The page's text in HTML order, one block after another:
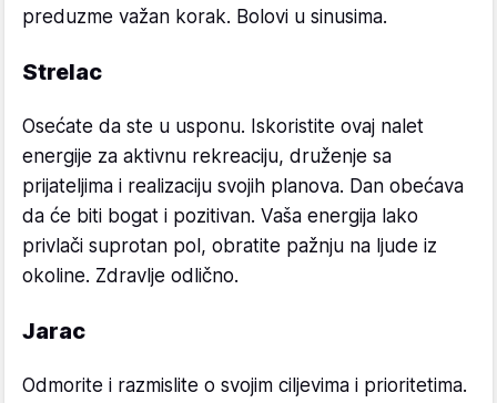
preduzme važan korak. Bolovi u sinusima.
Strelac
Osećate da ste u usponu. Iskoristite ovaj nalet
energije za aktivnu rekreaciju, druženje sa
prijateljima i realizaciju svojih planova. Dan obećava
da će biti bogat i pozitivan. Vaša energija lako
privlači suprotan pol, obratite pažnju na ljude iz
okoline. Zdravlje odlično.
Jarac
Odmorite i razmislite o svojim ciljevima i prioritetima.